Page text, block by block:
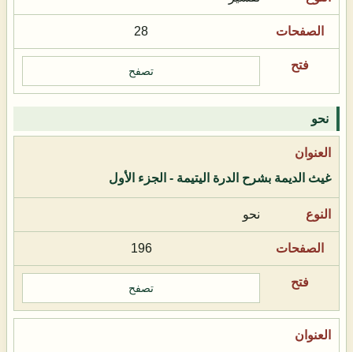
28
تصفح
نحو
غيث الديمة بشرح الدرة اليتيمة - الجزء الأول
نحو
196
تصفح